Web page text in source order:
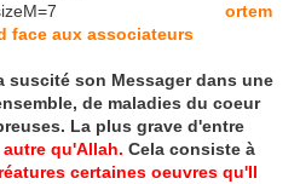
ortem
face aux associateurs
son Messager dans une
de maladies du coeur
La plus grave d'entre
qu'Allah. Cela consiste à
certaines oeuvres qu'Il